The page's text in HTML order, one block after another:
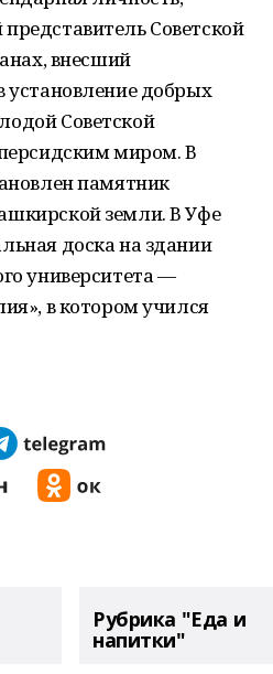
Советской
внесший
установление добрых
Советской
миром. В
памятник
земли. В Уфе
доска на здании
университета —
в котором учился
Рубрика "Еда и
напитки"